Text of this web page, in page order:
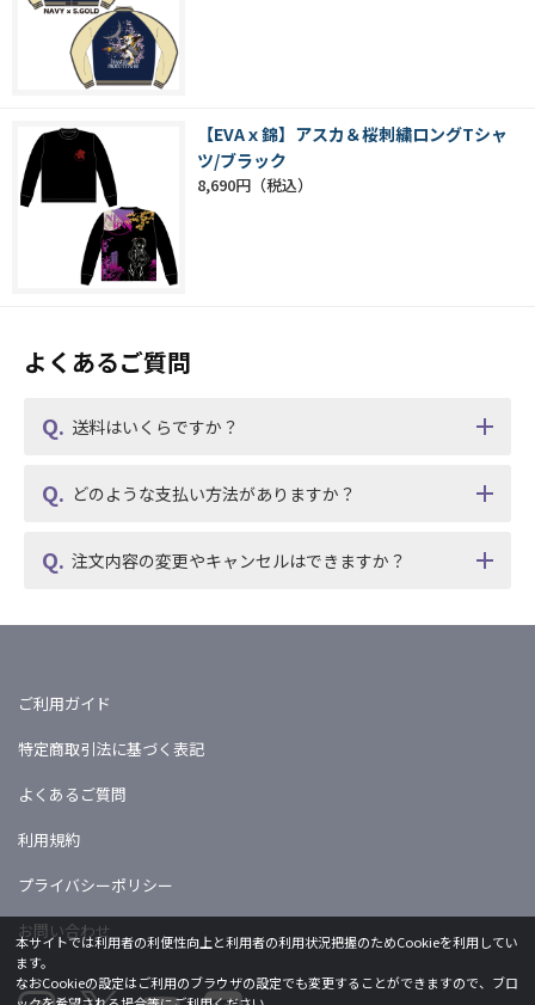
【EVAｘ錦】アスカ＆桜刺繍ロングTシャ
ツ/ブラック
8,690円
よくあるご質問
送料はいくらですか？
どのような支払い方法がありますか？
注文内容の変更やキャンセルはできますか？
ご利用ガイド
特定商取引法に基づく表記
よくあるご質問
利用規約
プライバシーポリシー
お問い合わせ
本サイトでは利用者の利便性向上と利用者の利用状況把握のためCookieを利用してい
ます。
なおCookieの設定はご利用のブラウザの設定でも変更することができますので、ブロ